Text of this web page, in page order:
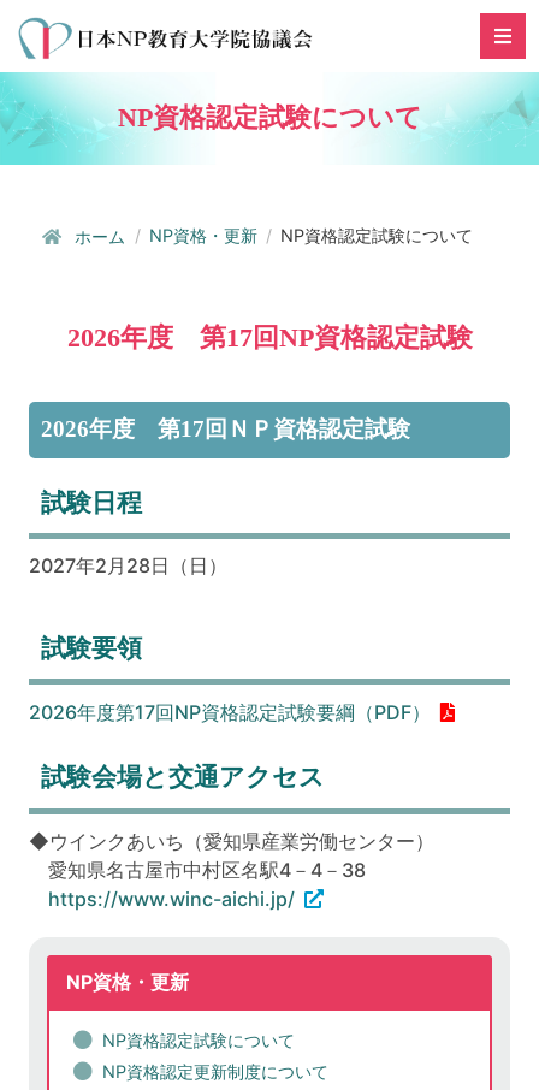
NP資格認定試験について
ホーム NP資格・更新 NP資格認定試験について
2026年度 第17回NP資格認定試験
2026年度 第17回ＮＰ資格認定試験
試験日程
2027年2月28日（日）
試験要領
2026年度第17回NP資格認定試験要綱（PDF）
試験会場と交通アクセス
◆ウインクあいち（愛知県産業労働センター）
愛知県名古屋市中村区名駅4－4－38
https://www.winc-aichi.jp/
NP資格・更新
NP資格認定試験について
NP資格認定更新制度について